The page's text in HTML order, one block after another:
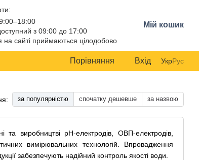
з 09:00 до 17:00
сайті приймаються цілодобово
Мій кошик
Порівняння Вхід УкрРус
за популярністю спочатку дешевше за назвою
та виробництві pH-електродів, ОВП-електродів,
вимірювальних технологій. Впровадження
забезпечують надійний контроль якості води.